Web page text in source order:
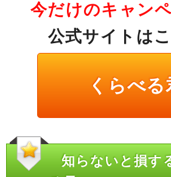
今だけのキャン
公式サイトはこ
くらべる
知らないと損す